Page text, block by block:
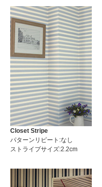
Closet Stripe
パターンリピート:なし
ストライプサイズ:2.2cm